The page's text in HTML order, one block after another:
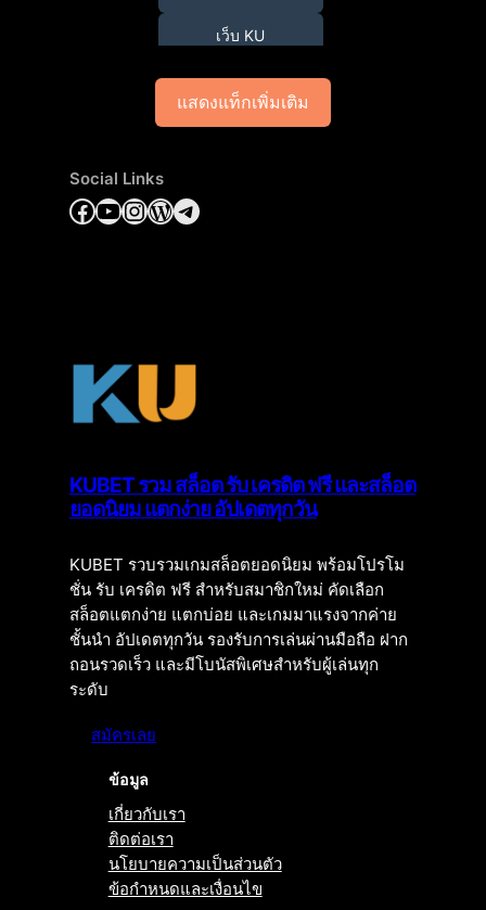
เว็บ KU
แสดงแท็กเพิ่มเติม
Social Links
Facebook YouTube InstagramWordPress Telegram
KUBET รวม สล็อต รับ เครดิต ฟรี และสล็อต
ยอดนิยม แตกง่าย อัปเดตทุกวัน
KUBET รวบรวมเกมสล็อตยอดนิยม พร้อมโปรโม
ชั่น รับ เครดิต ฟรี สำหรับสมาชิกใหม่ คัดเลือก
สล็อตแตกง่าย แตกบ่อย และเกมมาแรงจากค่าย
ชั้นนำ อัปเดตทุกวัน รองรับการเล่นผ่านมือถือ ฝาก
ถอนรวดเร็ว และมีโบนัสพิเศษสำหรับผู้เล่นทุก
ระดับ
สมัครเลย
ข้อมูล
เกี่ยวกับเรา
ติดต่อเรา
นโยบายความเป็นส่วนตัว
ข้อกำหนดและเงื่อนไข